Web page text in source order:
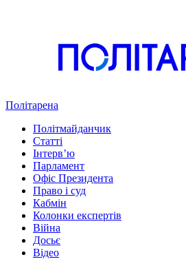
Політарена
Політмайданчик
Статті
Інтервʼю
Парламент
Офіс Президента
Право і суд
Кабмін
Колонки експертів
Війна
Досьє
Відео